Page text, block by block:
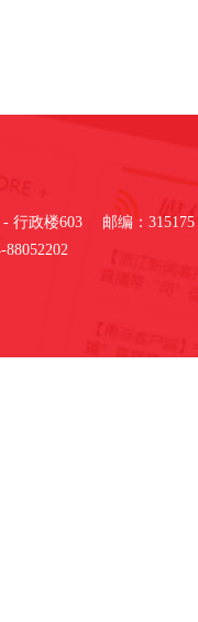
- 行政楼603 邮编：315175